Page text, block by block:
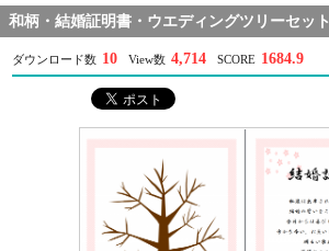
和柄・結婚証明書・ウエディングツリーセット
ダウンロード数 10 View数 4,714 SCORE 1684.9